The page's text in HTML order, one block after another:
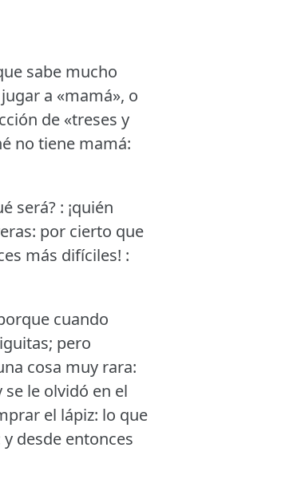
sabe mucho
a «mamá», o
de «treses y
no tiene mamá:
será? : ¡quién
por cierto que
más difíciles! :
cuando
pero
cosa muy rara:
le olvidó en el
el lápiz: lo que
desde entonces